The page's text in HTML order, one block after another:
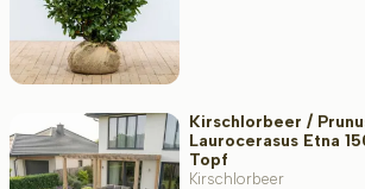
Kirschlorbeer /
Laurocerasus Etna
Topf
Kirschlorbeer